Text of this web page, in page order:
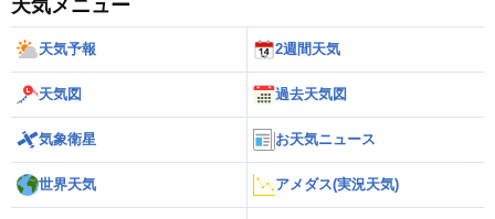
天気メニュー
天気予報 2週間天気
天気図 過去天気図
気象衛星 お天気ニュース
世界天気 アメダス(実況天気)